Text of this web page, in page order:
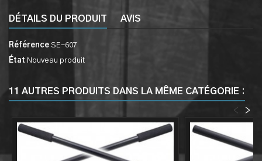
DÉTAILS DU PRODUIT AVIS
Référence SE-607
État Nouveau produit
11 AUTRES PRODUITS DANS LA MÊME CATÉGORIE :
>
<